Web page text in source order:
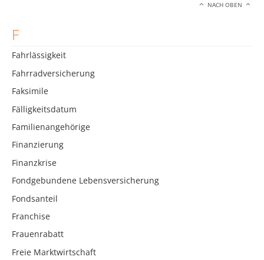
NACH OBEN
F
Fahrlässigkeit
Fahrradversicherung
Faksimile
Fälligkeitsdatum
Familienangehörige
Finanzierung
Finanzkrise
Fondgebundene Lebensversicherung
Fondsanteil
Franchise
Frauenrabatt
Freie Marktwirtschaft